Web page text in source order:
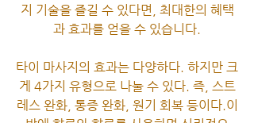
지 기술을 즐길 수 있다면, 최대한의 혜택
과 효과를 얻을 수 있습니다.
타이 마사지의 효과는 다양하다. 하지만 크
게 4가지 유형으로 나눌 수 있다. 즉, 스트
레스 완화, 통증 완화, 원기 회복 등이다.이